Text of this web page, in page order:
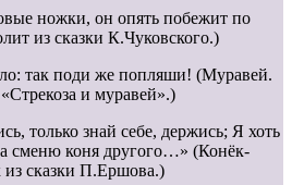
ножки, он опять побежит по
из сказки К.Чуковского.)
так поди же попляши! (Муравей.
и муравей».)
только знай себе, держись; Я хоть
сменю коня другого…» (Конёк-
из сказки П.Ершова.)